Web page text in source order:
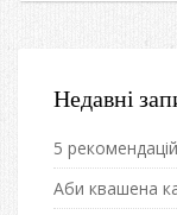
Недавні
5
Аби квашена